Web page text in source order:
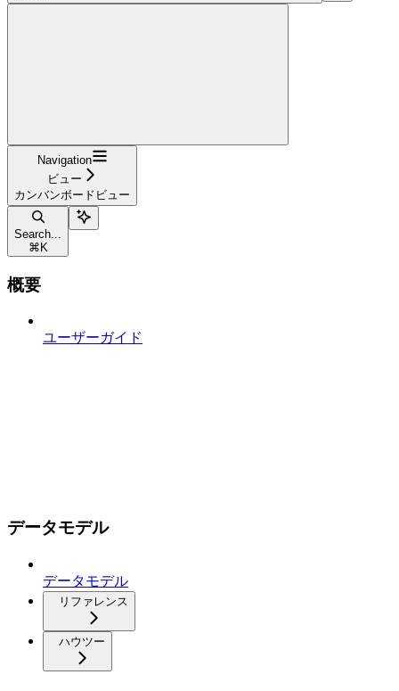
Navigation
ビュー
カンバンボードビュー
Search...
⌘ K
概要
ユーザーガイド
データモデル
データモデル
リファレンス
ハウツー